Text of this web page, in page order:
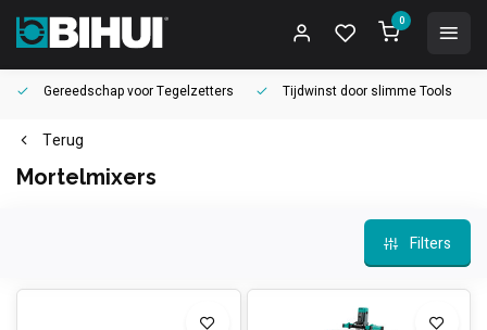
0
Gereedschap voorTegelzetters Tijdwinst door slimme Tools
Terug
Mortelmixers
Filters